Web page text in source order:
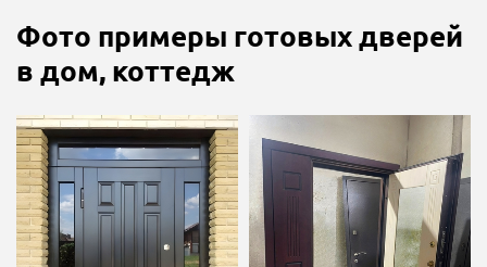
Фото примеры готовых дверей
в дом, коттедж